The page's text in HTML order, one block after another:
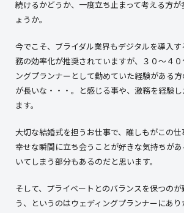
続けるかどうか、一度立ち止まって考える方が
ょうか。
今でこそ、ブライダル業界もデジタルを導入す
務の効率化が推奨されていますが、３０～４０
ングプランナーとして勤めていた経験がある
が長いな・・・。と感じる事や、激務を経験
ます。
大切な結婚式を担うお仕事で、誰しもがこの仕
幸せな瞬間に立ち会うことが好きな気持ちが
いてしまう部分もあるのだと思います。
そして、プライベートとのバランスを保つのが
う、というのはウェディングプランナーにあ